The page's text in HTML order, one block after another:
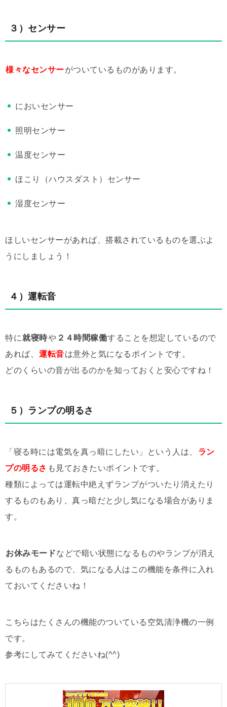
３）センサー
様々なセンサーがついているものがあります。
においセンサー
照明センサー
温度センサー
ほこり（ハウスダスト）センサー
湿度センサー
ほしいセンサーがあれば、搭載されているものを選ぶよ
うにしましょう！
４）運転音
特に就寝時や ２４時間稼働することを想定しているので
あれば、 運転音は意外と気になるポイントです。
どのくらいの音が出るのかを知っておくと安心ですね！
５）ランプの明るさ
「寝る時には電気を真っ暗にしたい」という人は、
ラン
プの明るさ も見ておきたいポイントです。
種類によっては運転中絶えずランプがついたり消えたり
するものもあり、真っ暗だと少し気になる場合がありま
す。
お休みモードなどで暗い状態になるものやランプが消え
るものもあるので、気になる人はこの機能を条件に入れ
ておいてくださいね！
こちらはたくさんの機能のついている空気清浄機の一例
です。
参考にしてみてくださいね(^^)